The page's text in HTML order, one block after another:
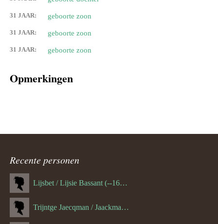
31 JAAR: geboorte zoon
31 JAAR: geboorte zoon
31 JAAR: geboorte zoon
Opmerkingen
Recente personen
Lijsbet / Lijsie Bassant (--1687)
Trijntge Jaecqman / Jaackman (--1651)